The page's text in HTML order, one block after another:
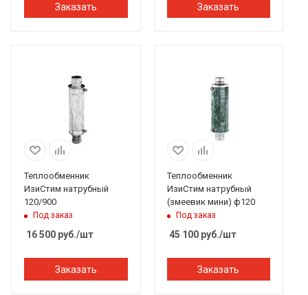
Заказать Заказать
Теплообменник
ИзиСтим натрубный
120/900
Под заказ
16 500 руб./шт
Заказать
Теплообменник
ИзиСтим натрубный
(змеевик мини) ф120
Под заказ
45 100руб./шт
Заказать